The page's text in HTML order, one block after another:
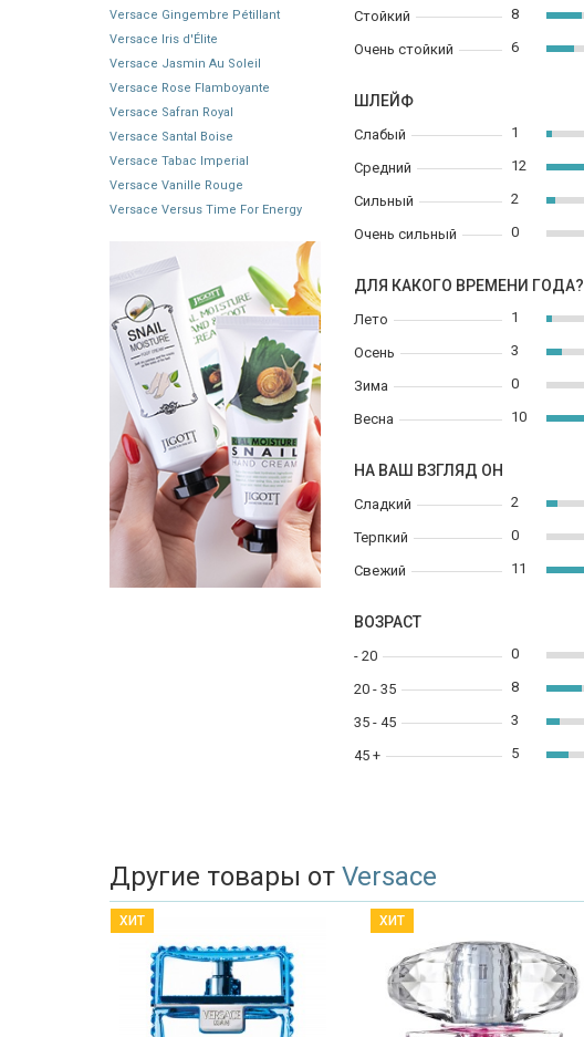
Versace Gingembre Pétillant
Versace Iris d'Élite
Versace Jasmin Au Soleil
Versace Rose Flamboyante
Versace Safran Royal
Versace Santal Boise
Versace Tabac Imperial
Versace Vanille Rouge
Versace Versus Time For Energy
Стойкий
Очень стойкий
8
6
ШЛЕЙФ
Слабый
Средний
Сильный
Очень сильный
1
12
2
0
ДЛЯ КАКОГО ВРЕМЕНИ ГОДА?
Лето
Осень
Зима
Весна
1
3
0
10
НА ВАШ ВЗГЛЯД ОН
Сладкий
Терпкий
Свежий
2
0
11
ВОЗРАСТ
- 20
20 - 35
35 - 45
45 +
0
8
3
5
Другие товары от Versace
ХИТ ХИТ